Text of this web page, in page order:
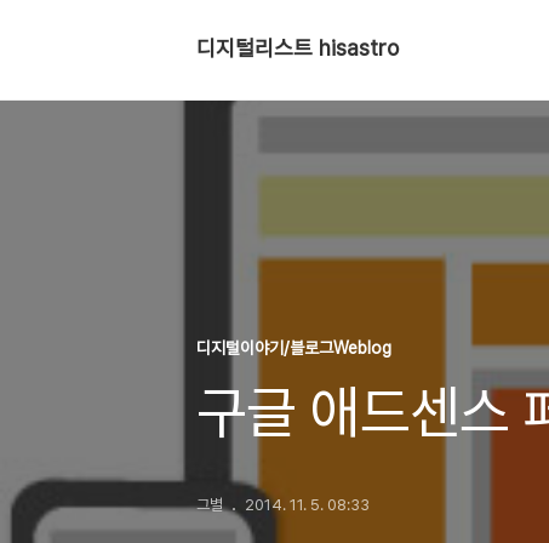
디지털리스트 hisastro
디지털이야기/블로그Weblog
구글 애드센스
그별 2014. 11. 5. 08:33